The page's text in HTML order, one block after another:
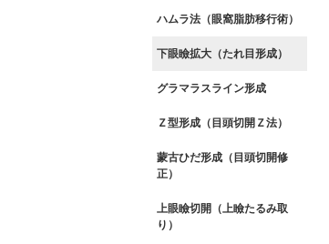
ハムラ法（眼窩脂肪移行術）
下眼瞼拡大（たれ目形成）
グラマラスライン形成
Ｚ型形成（目頭切開Ｚ法）
蒙古ひだ形成（目頭切開修
正）
上眼瞼切開（上瞼たるみ取
り）